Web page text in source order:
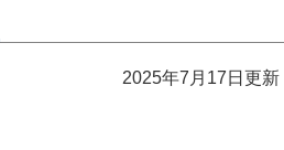
2025年7月17日更新